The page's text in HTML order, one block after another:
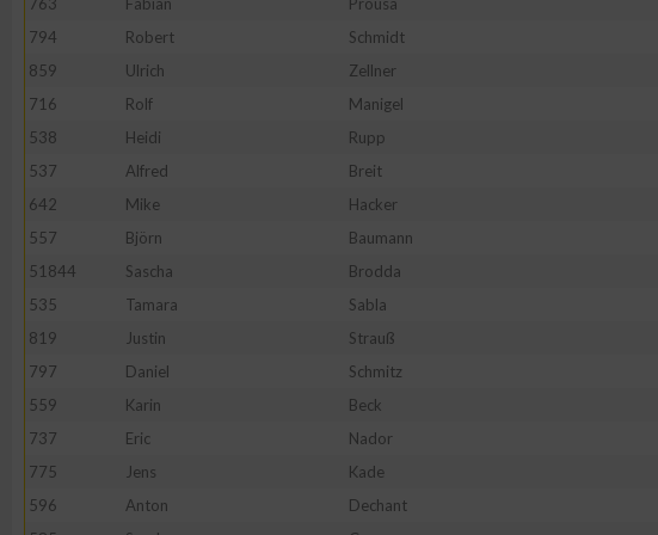
794
Robert Schmidt
859
Ulrich Zellner
716
Rolf Manigel
538
Heidi Rupp
537
Alfred Breit
642
Mike Hacker
557
Björn Baumann
51844
Sascha Brodda
535
Tamara Sabla
819
Justin Strauß
797
Daniel Schmitz
559
Karin Beck
737
Eric Nador
775
Jens Kade
596
Anton Dechant